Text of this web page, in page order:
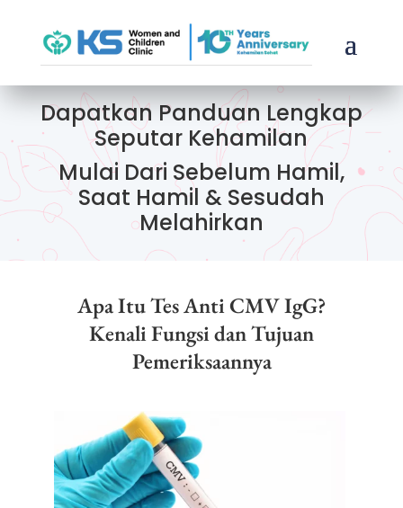
Dapatkan Panduan Lengkap
Seputar Kehamilan
Mulai Dari Sebelum Hamil,
Saat Hamil & Sesudah
Melahirkan
Apa Itu Tes Anti CMV IgG?
Kenali Fungsi dan Tujuan
Pemeriksaannya